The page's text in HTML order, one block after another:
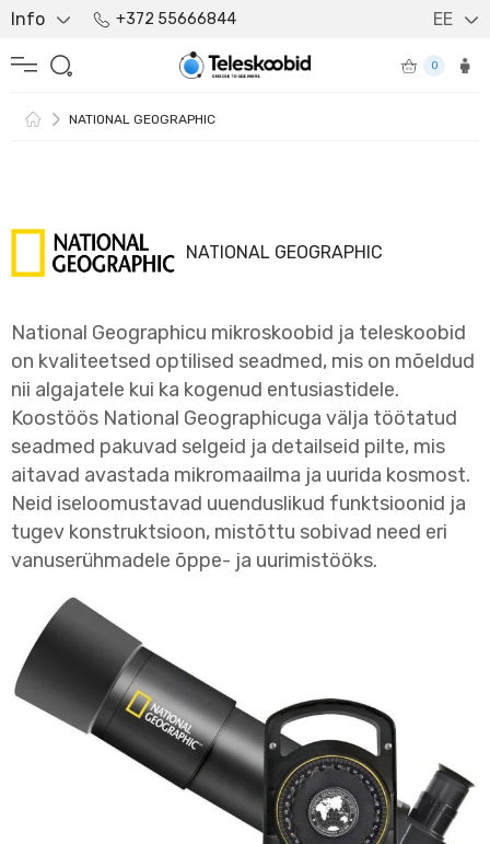
Info +372 55666844 EE
0
NATIONAL GEOGRAPHIC
NATIONAL GEOGRAPHIC
National Geographicu mikroskoobid ja teleskoobid
on kvaliteetsed optilised seadmed, mis on mõeldud
nii algajatele kui ka kogenud entusiastidele.
Koostöös National Geographicuga välja töötatud
seadmed pakuvad selgeid ja detailseid pilte, mis
aitavad avastada mikromaailma ja uurida kosmost.
Neid iseloomustavad uuenduslikud funktsioonid ja
tugev konstruktsioon, mistõttu sobivad need eri
vanuserühmadele õppe- ja uurimistööks.